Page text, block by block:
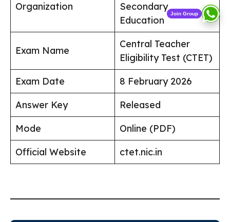
Join Group
Organization
Secondary
Education
Exam Name
Central Teacher
Eligibility Test (CTET)
Exam Date
8 February 2026
Answer Key
Released
Mode
Online (PDF)
Official Website
ctet.nic.in